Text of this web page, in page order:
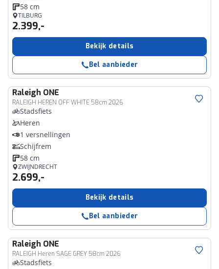
58 cm
TILBURG
2.399,-
Bekijk details
Bel aanbieder
Raleigh ONE
RALEIGH HEREN OFF WHITE 58cm 2026
Stadsfiets
Heren
1 versnellingen
Schijfrem
58 cm
ZWIJNDRECHT
2.699,-
Bekijk details
Bel aanbieder
Raleigh ONE
RALEIGH Heren SAGE GREY 58cm 2026
Stadsfiets